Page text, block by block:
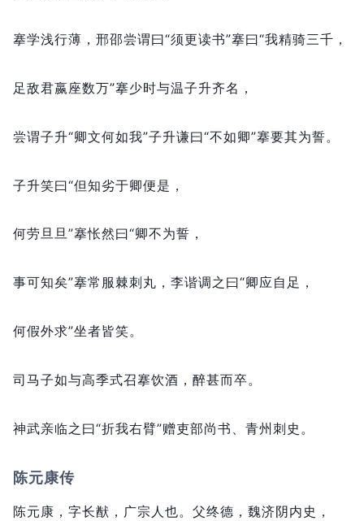
搴学浅行薄， 邢邵尝谓曰“须更读书”搴曰“我精骑三千，
足敌君嬴座数万”搴少时与温子升齐名，
尝谓子升“卿文何如我”子升谦曰“不如卿”搴要其为誓。
子升笑曰“但知劣于卿便是，
何劳旦旦”搴怅然曰“卿不为誓，
事可知矣”搴常服棘刺丸， 李谐调之曰“卿应自足，
何假外求”坐者皆笑。
司马子如与高季式召搴饮酒， 醉甚而卒。
神武亲临之曰“折我右臂”赠吏部尚书、青州刺史。
陈元康传
陈元康， 字长猷， 广宗人也。 父终德， 魏济阴内史，